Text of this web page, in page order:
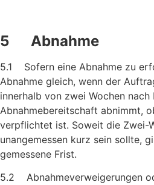
5 Abnahme
5.1 Sofern eine Abnahme zu
Abnahme gleich, wenn der
innerhalb von zwei Wochen nach
Abnahmebereitschaft abnimmt,
verpflichtet ist. Soweit die Zwei-
unangemessen kurz sein sollte,
gemessene Frist.
5.2 Abnahmeverweigerungen